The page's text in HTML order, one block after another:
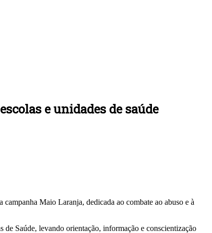
e unidades de saúde
Maio Laranja, dedicada ao combate ao abuso e à
de Saúde, levando orientação, informação e conscientização